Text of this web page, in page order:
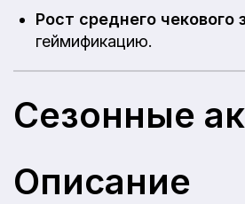
Рост среднего чекового
геймификацию.
Сезонные
Описание